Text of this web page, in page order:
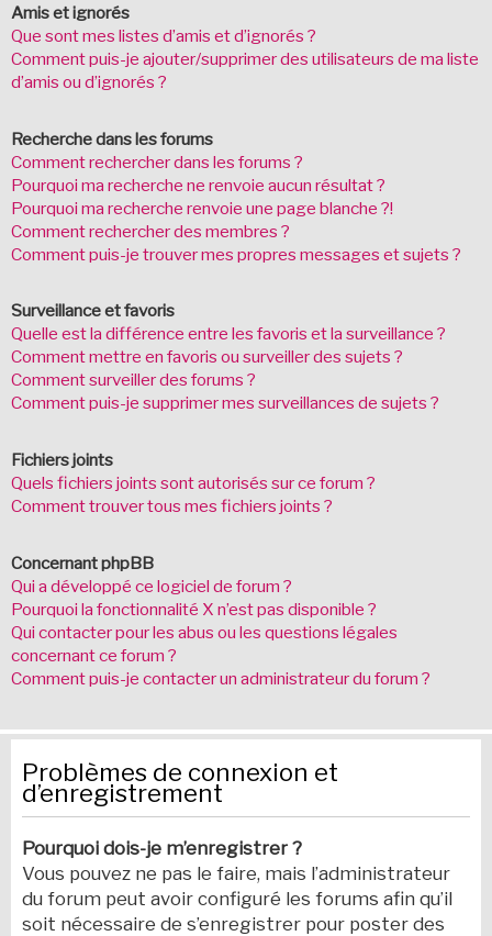
Amis et ignorés
Que sont mes listes d’amis et d’ignorés ?
Comment puis-je ajouter/supprimer des utilisateurs de ma liste
d’amis ou d’ignorés ?
Recherche dans les forums
Comment rechercher dans les forums ?
Pourquoi ma recherche ne renvoie aucun résultat ?
Pourquoi ma recherche renvoie une page blanche ?!
Comment rechercher des membres ?
Comment puis-je trouver mes propres messages et sujets ?
Surveillance et favoris
Quelle est la différence entre les favoris et la surveillance ?
Comment mettre en favoris ou surveiller des sujets ?
Comment surveiller des forums ?
Comment puis-je supprimer mes surveillances de sujets ?
Fichiers joints
Quels fichiers joints sont autorisés sur ce forum ?
Comment trouver tous mes fichiers joints ?
Concernant phpBB
Qui a développé ce logiciel de forum ?
Pourquoi la fonctionnalité X n’est pas disponible ?
Qui contacter pour les abus ou les questions légales
concernant ce forum ?
Comment puis-je contacter un administrateur du forum ?
Problèmes de connexion et
d’enregistrement
Pourquoi dois-je m’enregistrer ?
Vous pouvez ne pas le faire, mais l’administrateur
du forum peut avoir configuré les forums afin qu’il
soit nécessaire de s’enregistrer pour poster des